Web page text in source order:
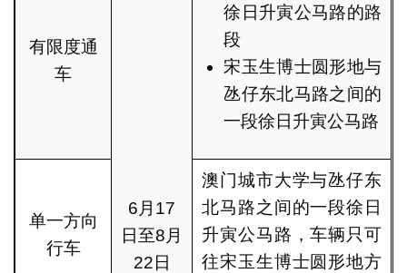
有限度通
车
6月17
日至8月
22日
徐日升寅公马路的路
段
宋玉生博士圆形地与
氹仔东北马路之间的
一段徐日升寅公马路
单一方向
行车
澳门城市大学与氹仔东
北马路之间的一段徐日
升寅公马路，车辆只可
往宋玉生博士圆形地方